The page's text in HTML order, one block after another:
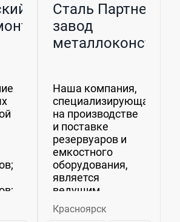
Сталь Партнер,
завод
Наша компания,
специализирующаяся
на производстве
и поставке
резервуаров и
емкостного
оборудования,
является
ведущим
поставщиком в
Сибирском и
Красноярск